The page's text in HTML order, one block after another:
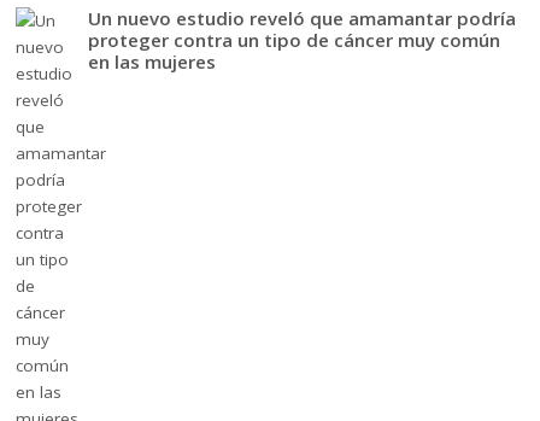
Un nuevo estudio reveló que amamantar podría
proteger contra un tipo de cáncer muy común
en las mujeres